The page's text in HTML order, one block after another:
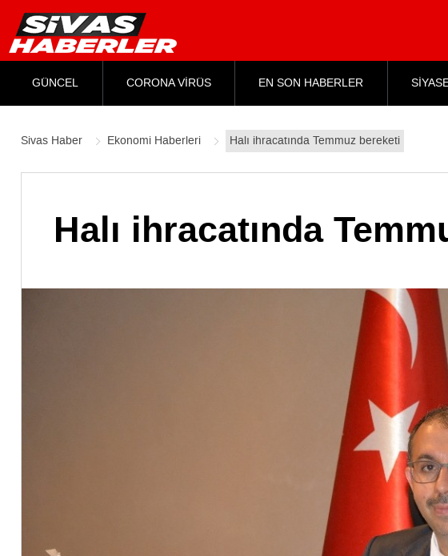
GÜNCEL CORONA VİRÜS EN SON HABERLER
Sivas Haber Ekonomi Haberleri Halı ihracatında Temmuz bereketi
Halı ihracatında